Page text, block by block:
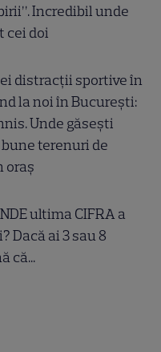
Incredibil unde
cei doi
distracții sportive în
la noi în București:
Unde găsești
terenuri de
oraș
ultima CIFRA a
Dacă ai 3 sau 8
că...